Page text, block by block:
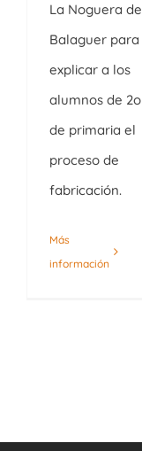
La Noguera de
Balaguer para
explicar a los
alumnos de 2o
de primaria el
proceso de
fabricación.
Más
información